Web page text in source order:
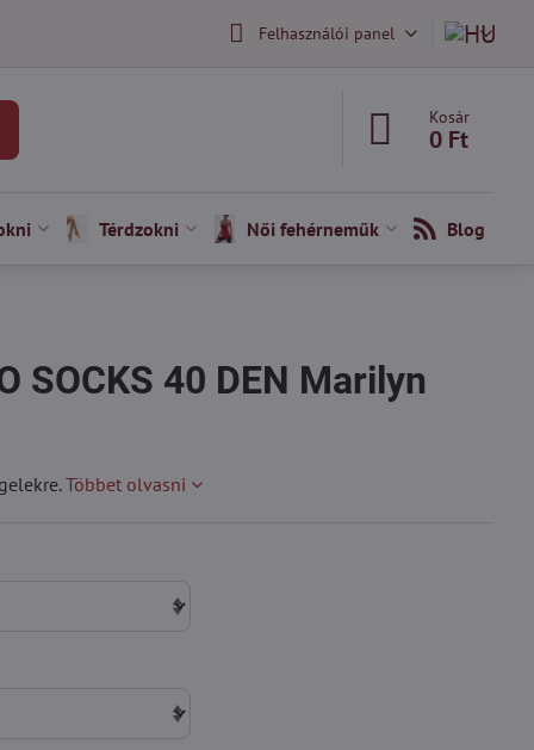
Felhasználói panel
Kosár
0 Ft
Térdzokni Női fehérneműk Blog
SOCKS 40 DEN Marilyn
Többet olvasni